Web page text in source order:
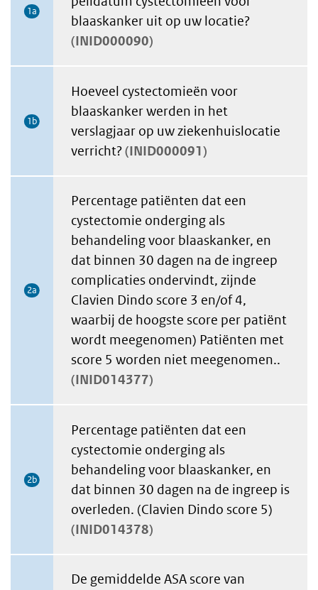
1a
blaaskanker uit op uw locatie?
INID000090
1b
Hoeveel cystectomieën voor
blaaskanker werden in het
verslagjaar op uw ziekenhuislocatie
verricht? INID000091
2a
Percentage patiënten dat een
cystectomie onderging als
behandeling voor blaaskanker, en
dat binnen 30 dagen na de ingreep
complicaties ondervindt, zijnde
Clavien Dindo score 3 en/of 4,
waarbij de hoogste score per patiënt
wordt meegenomen) Patiënten met
score 5 worden niet meegenomen..
INID014377
2b
Percentage patiënten dat een
cystectomie onderging als
behandeling voor blaaskanker, en
dat binnen 30 dagen na de ingreep is
overleden. (Clavien Dindo score 5)
INID014378
De gemiddelde ASA score van